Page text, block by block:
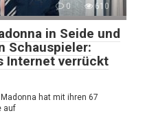
0 610
in Seide und
Schauspieler:
Internet verrückt
hat mit ihren 67
auf